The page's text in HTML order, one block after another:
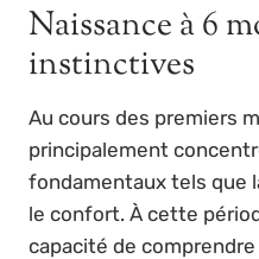
Naissance à 6
instinctives
Au cours des premiers
principalement
fondamentaux tels que
le confort. À cette
capacité de